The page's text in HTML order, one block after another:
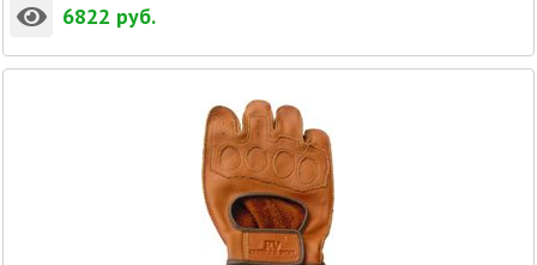
6822 руб.